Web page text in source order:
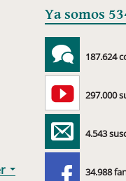
Ya somos
187.624
297.000
4.543
34.988